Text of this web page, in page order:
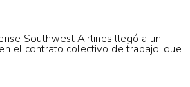
Southwest Airlines llegó a un
el contrato colectivo de trabajo, que